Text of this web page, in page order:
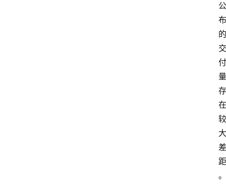
公
布
的
交
付
量
存
在
较
大
差
距
。